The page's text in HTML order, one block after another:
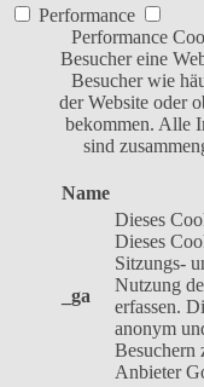
Performance
Performance
Besucher eine
Besucher wie
der Website oder
bekommen. Alle
sind
Name
_ga
Dieses
Dieses
Sitzungs-
Nutzung
erfassen.
anonym
Besuchern
Anbieter